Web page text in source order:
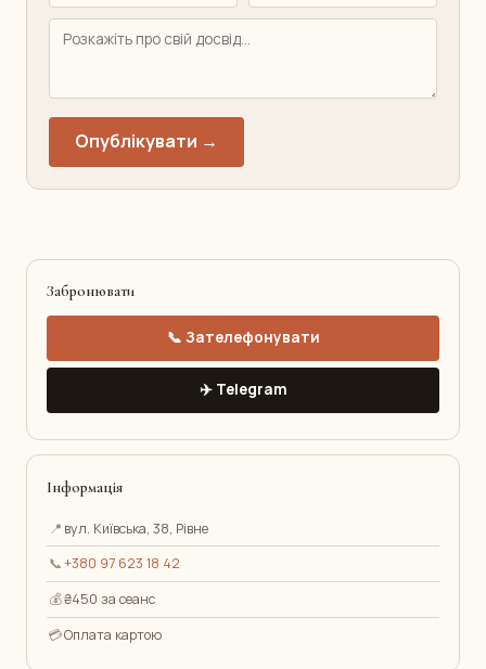
Опублікувати →
Забронювати
📞 Зателефонувати
✈️ Telegram
Інформація
📍 вул. Київська, 38, Рівне
📞+380 97 623 18 42
💰₴450 за сеанс
💳Оплата картою